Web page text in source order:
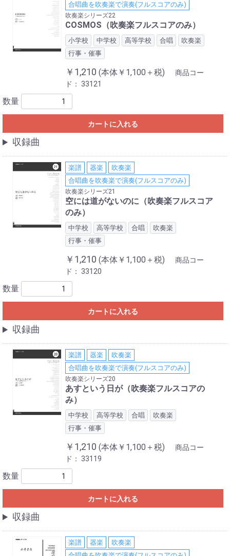
合唱曲を吹奏楽で演奏(フルスコアのみ)
吹奏楽シリーズ22
COSMOS（吹奏楽フルスコアのみ）
小学校 中学校 高等学校 合唱
吹奏楽
行事・催事
￥1,210 (本体￥1,100＋税)
商品コー
ド： 33121
数量
カートに入れる
収録曲
楽譜 器楽
吹奏楽
合唱曲を吹奏楽で演奏(フルスコアのみ)
吹奏楽シリーズ21
空には道がないのに（吹奏楽フルスコア
のみ）
中学校 高等学校 合唱
吹奏楽
行事・催事
￥1,210 (本体￥1,100＋税)
商品コー
ド： 33120
数量
カートに入れる
収録曲
楽譜 器楽
吹奏楽
合唱曲を吹奏楽で演奏(フルスコアのみ)
吹奏楽シリーズ20
あすという日が（吹奏楽フルスコアの
み）
中学校 高等学校 合唱
吹奏楽
行事・催事
￥1,210 (本体￥1,100＋税)
商品コー
ド： 33119
数量
カートに入れる
収録曲
楽譜 器楽
吹奏楽